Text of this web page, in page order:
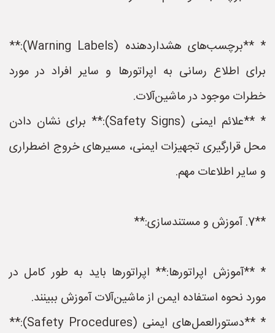
* **برچسب‌های هشداردهنده (Warning Labels):**
برای اطلاع رسانی به اپراتورها و سایر افراد در مورد
خطرات موجود در ماشین‌آلات.
* **علائم ایمنی (Safety Signs):** برای نشان دادن
محل قرارگیری تجهیزات ایمنی، مسیرهای خروج اضطراری
و سایر اطلاعات مهم.
**7. آموزش و مستندسازی:**
* **آموزش اپراتورها:** اپراتورها باید به طور کامل در
مورد نحوه استفاده ایمن از ماشین‌آلات آموزش ببینند.
* **دستورالعمل‌های ایمنی (Safety Procedures):**